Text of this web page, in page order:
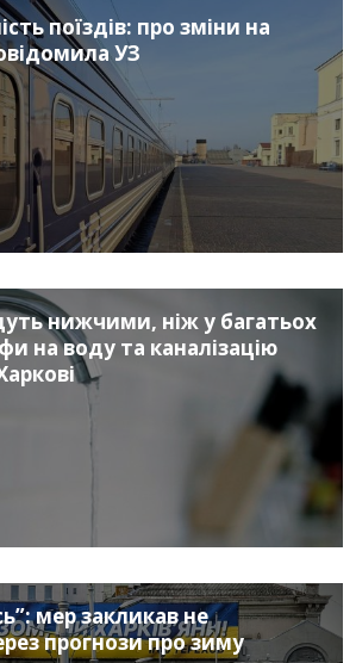
поїздів: про зміни на
УЗ
нижчими, ніж у багатьох
на воду та каналізацію
мер закликав не
прогнози про зиму